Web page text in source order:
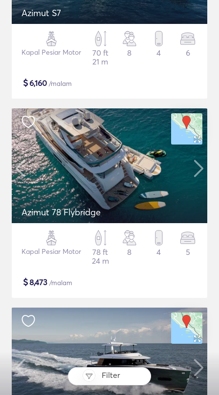
Filter
Azimut S7
Kapal Pesiar Motor
70 ft
21 m
8 4 6
$6,160 /malam
Azimut 78 Flybridge
Kapal Pesiar Motor
78 ft
24 m
8 4 5
$8,473 /malam